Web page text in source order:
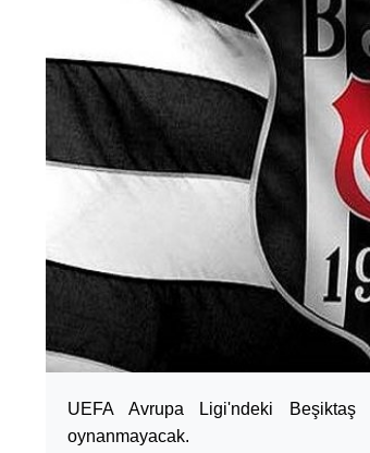
UEFA Avrupa Ligi'ndeki
oynanmayacak.